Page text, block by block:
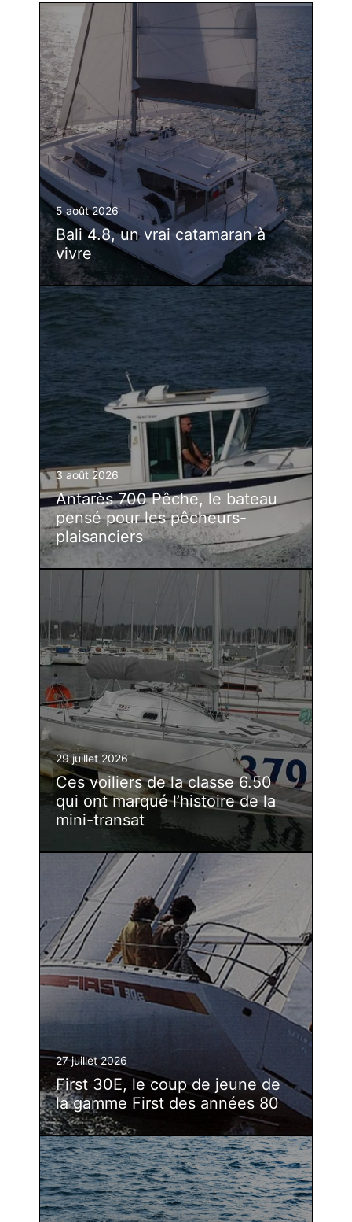
5 août 2026
Bali 4.8, un vrai catamaran à
vivre
3 août 2026
Antarès 700 Pêche, le bateau
pensé pour les pêcheurs-
plaisanciers
29 juillet 2026
Ces voiliers de la classe 6.50
qui ont marqué l’histoire de la
mini-transat
27 juillet 2026
First 30E, le coup de jeune de
la gamme First des années 80